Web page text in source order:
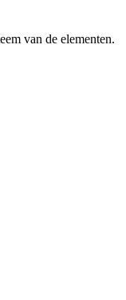
van de elementen.